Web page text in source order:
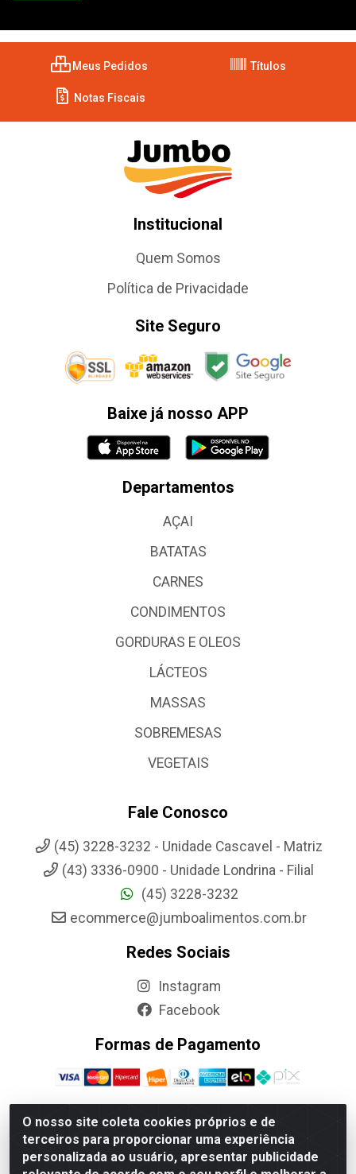
O nosso site coleta cookies próprios e de
terceiros para proporcionar uma experiência
personalizada ao usuário, apresentar publicidade
Meus Pedidos Títulos
Notas Fiscais
Institucional
Quem Somos
Política de Privacidade
Site Seguro
Baixe já nosso APP
Departamentos
AÇAI
BATATAS
CARNES
CONDIMENTOS
GORDURAS E OLEOS
LÁCTEOS
MASSAS
SOBREMESAS
VEGETAIS
Fale Conosco
(45) 3228-3232 - Unidade Cascavel - Matriz
(43) 3336-0900 - Unidade Londrina - Filial
(45) 3228-3232
ecommerce@jumboalimentos.com.br
Redes Sociais
Instagram
Facebook
Formas de Pagamento
Jumbo Alimentos Cascavel - Matriz - Rua Itatiba Do Sul, 161 -
Santos Dumont, Cascavel-PR - CEP 85804-700- CNPJ